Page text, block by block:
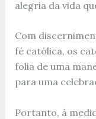
alegria da vida
Com
fé católica, os
folia de uma
para uma
Portanto, à